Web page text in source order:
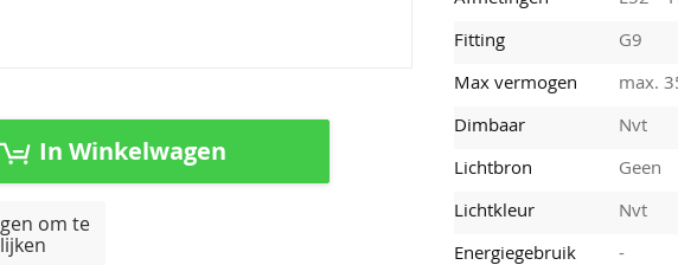
In Winkelwagen
om te
Fitting
G9
Max vermogen
max.
Dimbaar
Nvt
Lichtbron
Geen
Lichtkleur
Nvt
Energiegebruik
-